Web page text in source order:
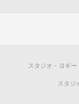
スタジオ・ヨギー
スタジ